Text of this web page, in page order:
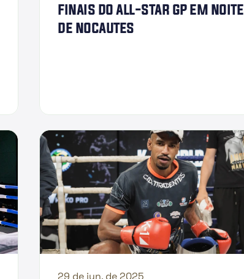
finais do all-star gp em noite
de nocautes
29 de jun. de 2025